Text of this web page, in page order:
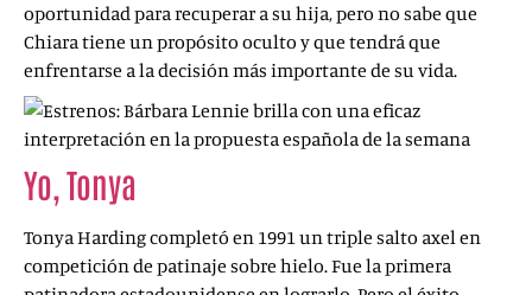
oportunidad para recuperar a su hija, pero no sabe que
Chiara tiene un propósito oculto y que tendrá que
enfrentarse a la decisión más importante de su vida.
Yo, Tonya
Tonya Harding completó en 1991 un triple salto axel en
competición de patinaje sobre hielo. Fue la primera